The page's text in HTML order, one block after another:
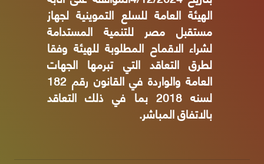
الهيئة العامة للسلع التموينية لجهاز
مستقبل مصر للتنمية المستدامة
لشراء الاقماح المطلوبة للهيئة وفقا
لطرق التعاقد التي تبرمها الجهات
العامة والواردة في القانون رقم 182
لسنه 2018 بما في ذلك التعاقد
بالاتفاق المباشر.